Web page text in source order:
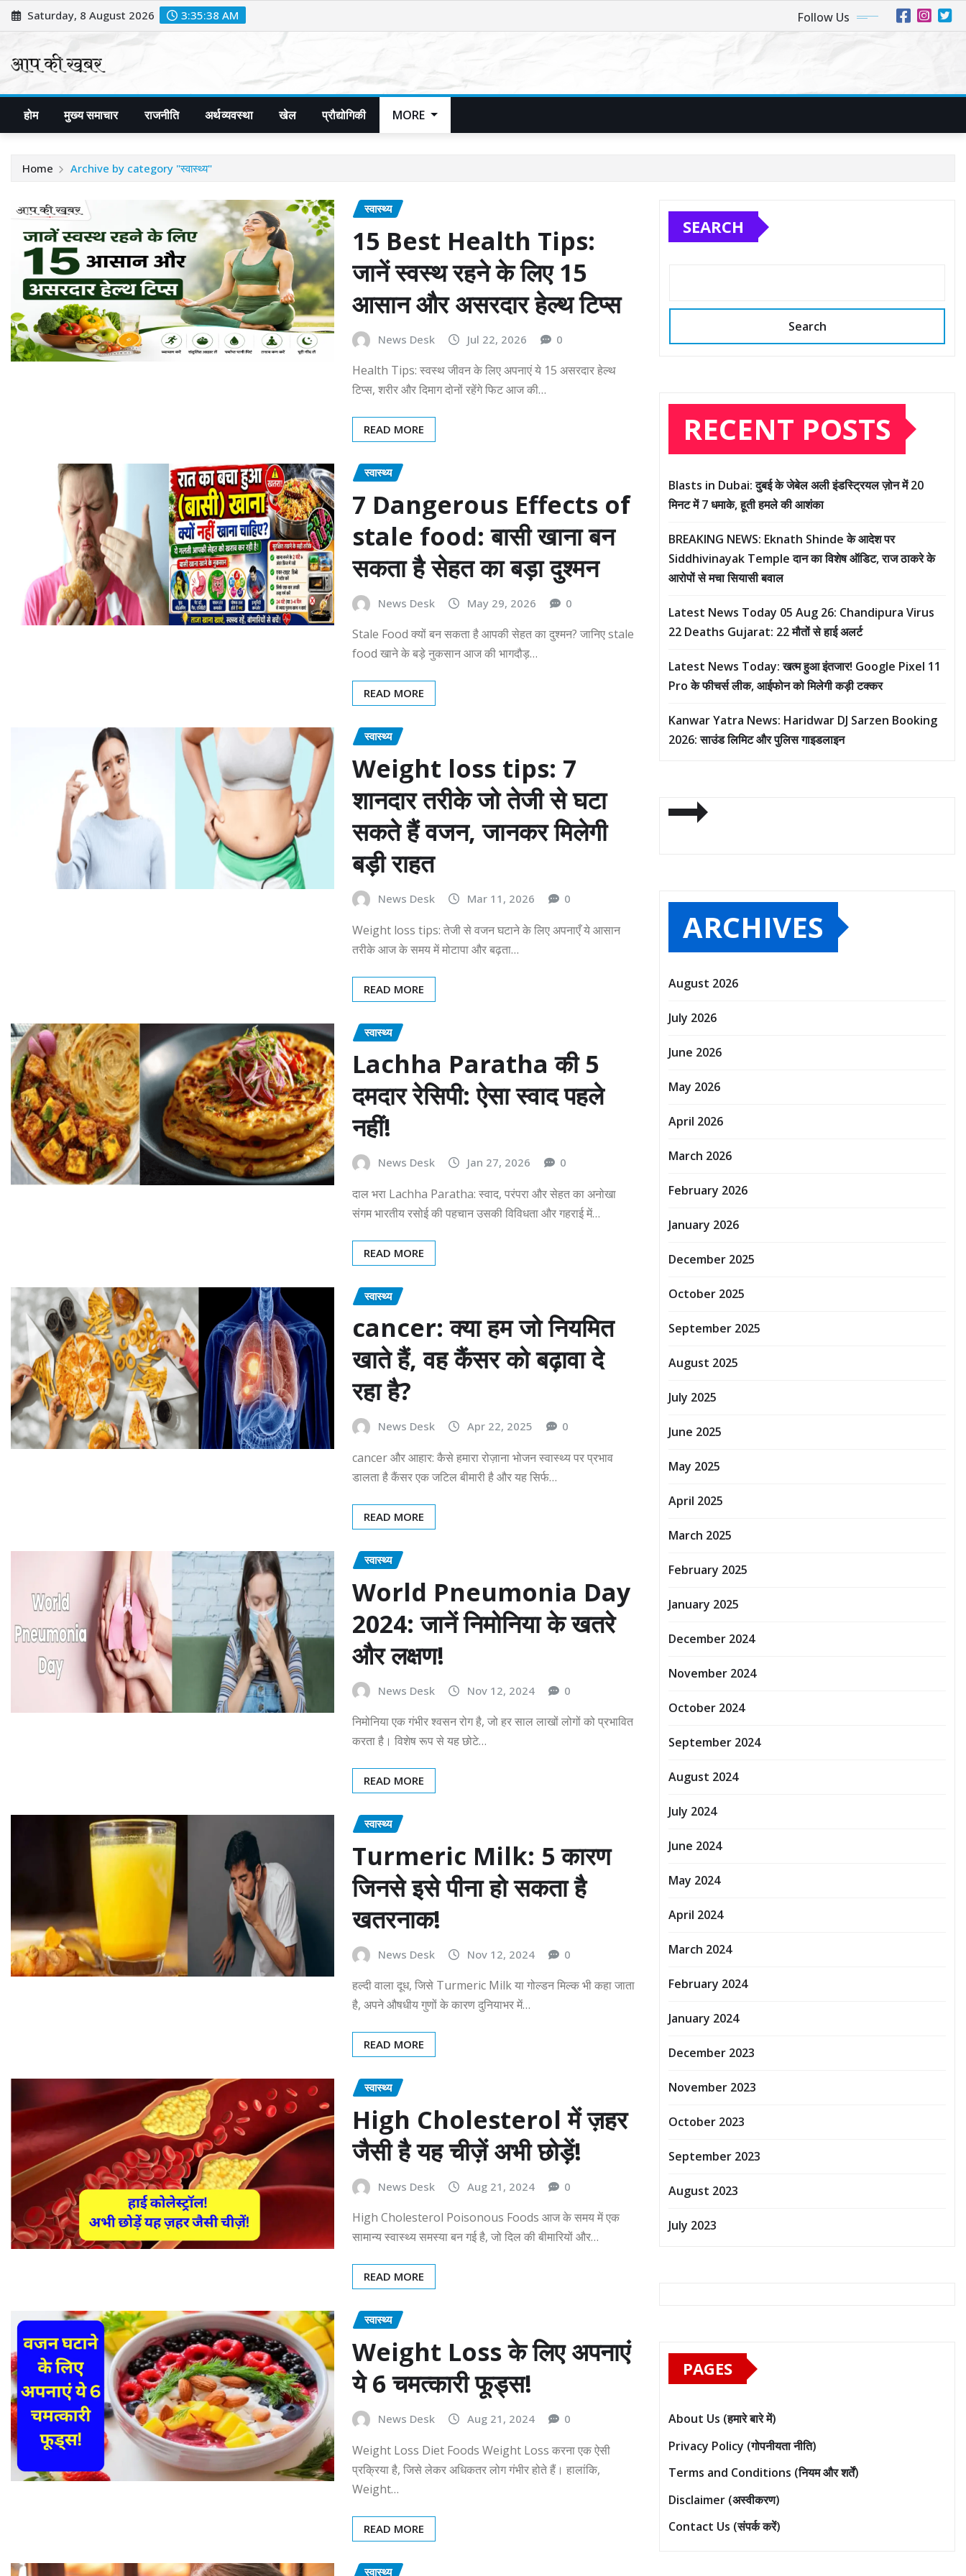
Skip
to
Saturday, 8 August 2026 3:35:39 AM Follow Us
होम मुख्य समाचार राजनीति अर्थव्यवस्था खेल प्रौद्योगिकी MORE
Home Archive by category "स्वास्थ्य"
स्वास्थ्य
15 Best Health Tips:
जानें स्वस्थ रहने के लिए 15
आसान और असरदार हेल्थ टिप्स
News Desk Jul 22, 2026 0
Health Tips: स्वस्थ जीवन के लिए अपनाएं ये 15 असरदार हेल्थ
टिप्स, शरीर और दिमाग दोनों रहेंगे फिट आज की…
READ MORE
स्वास्थ्य
7 Dangerous Effects of
stale food: बासी खाना बन
सकता है सेहत का बड़ा दुश्मन
News Desk May 29, 2026 0
Stale Food क्यों बन सकता है आपकी सेहत का दुश्मन? जानिए stale
food खाने के बड़े नुकसान आज की भागदौड़…
READ MORE
स्वास्थ्य
Weight loss tips: 7
शानदार तरीके जो तेजी से घटा
सकते हैं वजन, जानकर मिलेगी
बड़ी राहत
News Desk Mar 11, 2026 0
Weight loss tips: तेजी से वजन घटाने के लिए अपनाएँ ये आसान
तरीके आज के समय में मोटापा और बढ़ता…
READ MORE
स्वास्थ्य
Lachha Paratha की 5
दमदार रेसिपी: ऐसा स्वाद पहले
नहीं!
News Desk Jan 27, 2026 0
दाल भरा Lachha Paratha: स्वाद, परंपरा और सेहत का अनोखा
संगम भारतीय रसोई की पहचान उसकी विविधता और गहराई में…
READ MORE
स्वास्थ्य
cancer: क्या हम जो नियमित
खाते हैं, वह कैंसर को बढ़ावा दे
रहा है?
News Desk Apr 22, 2025 0
cancer और आहार: कैसे हमारा रोज़ाना भोजन स्वास्थ्य पर प्रभाव
डालता है कैंसर एक जटिल बीमारी है और यह सिर्फ…
READ MORE
स्वास्थ्य
World Pneumonia Day
2024: जानें निमोनिया के खतरे
और लक्षण!
News Desk Nov 12, 2024 0
निमोनिया एक गंभीर श्वसन रोग है, जो हर साल लाखों लोगों को प्रभावित
करता है। विशेष रूप से यह छोटे…
READ MORE
स्वास्थ्य
Turmeric Milk: 5 कारण
जिनसे इसे पीना हो सकता है
खतरनाक!
News Desk Nov 12, 2024 0
हल्दी वाला दूध, जिसे Turmeric Milk या गोल्डन मिल्क भी कहा जाता
है, अपने औषधीय गुणों के कारण दुनियाभर में…
READ MORE
स्वास्थ्य
High Cholesterol में ज़हर
जैसी है यह चीज़ें अभी छोड़ें!
News Desk Aug 21, 2024 0
High Cholesterol Poisonous Foods आज के समय में एक
सामान्य स्वास्थ्य समस्या बन गई है, जो दिल की बीमारियों और…
READ MORE
स्वास्थ्य
Weight Loss के लिए अपनाएं
ये 6 चमत्कारी फूड्स!
News Desk Aug 21, 2024 0
Weight Loss Diet Foods Weight Loss करना एक ऐसी
प्रक्रिया है, जिसे लेकर अधिकतर लोग गंभीर होते हैं। हालांकि,
Weight…
READ MORE
स्वास्थ्य
SEARCH
Search
RECENT POSTS
Blasts in Dubai: दुबई के जेबेल अली इंडस्ट्रियल ज़ोन में 20
मिनट में 7 धमाके, हूती हमले की आशंका
BREAKING NEWS: Eknath Shinde के आदेश पर
Siddhivinayak Temple दान का विशेष ऑडिट, राज ठाकरे के
आरोपों से मचा सियासी बवाल
Latest News Today 05 Aug 26: Chandipura Virus
22 Deaths Gujarat: 22 मौतों से हाई अलर्ट
Latest News Today: खत्म हुआ इंतजार! Google Pixel 11
Pro के फीचर्स लीक, आईफोन को मिलेगी कड़ी टक्कर
Kanwar Yatra News: Haridwar DJ Sarzen Booking
2026: साउंड लिमिट और पुलिस गाइडलाइन
ARCHIVES
August 2026
July 2026
June 2026
May 2026
April 2026
March 2026
February 2026
January 2026
December 2025
October 2025
September 2025
August 2025
July 2025
June 2025
May 2025
April 2025
March 2025
February 2025
January 2025
December 2024
November 2024
October 2024
September 2024
August 2024
July 2024
June 2024
May 2024
April 2024
March 2024
February 2024
January 2024
December 2023
November 2023
October 2023
September 2023
August 2023
July 2023
PAGES
About Us (हमारे बारे में)
Privacy Policy (गोपनीयता नीति)
Terms and Conditions (नियम और शर्तें)
Disclaimer (अस्वीकरण)
Contact Us (संपर्क करें)